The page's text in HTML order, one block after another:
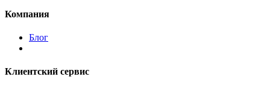
Компания
Блог
Клиентский сервис